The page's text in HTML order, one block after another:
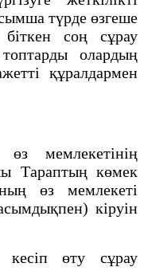
түрде өзгеше
біткен соң сұрау
олардың
құралдармен
мемлекетінің
Тараптың көмек
өз мемлекеті
кіруін
өту сұрау